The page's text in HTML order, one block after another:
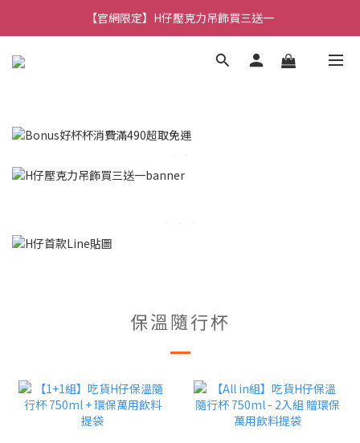
🚚 全館消費滿 $490 超取免運
🚚 全館消費滿 $490 超取免運
保溫隨行杯